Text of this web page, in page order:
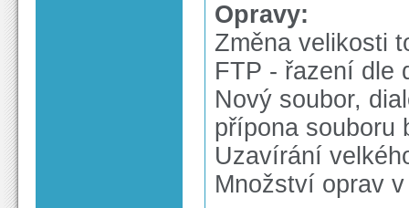
Opravy:
Změna velikosti
FTP - řazení dle
Nový soubor,
přípona souboru
Uzavírání
Množství oprav